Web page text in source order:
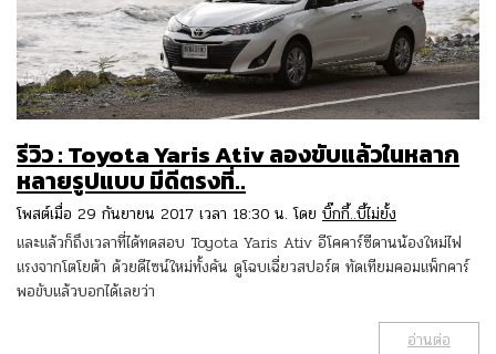
รีวิว : Toyota Yaris Ativ ลองขับแล้วในหลาก
หลายรูปแบบ มีดีตรงที่..
โพสต์เมื่อ 29 กันยายน 2017 เวลา 18:30 น. โดย บิ๊กกี้..บี้ไม่ยั้ง
และแล้วก็ถึงเวลาที่ได้ทดสอบ Toyota Yaris Ativ อีโคคาร์ซีดานน้องใหม่ไฟ
แรงจากโตโยต้า ด้วยดีไซน์ใหม่ทั้งคัน ดูโฉบเฉี่ยวสปอร์ต ทัดเทียมคอมแพ็กคาร์
พอขับแล้วบอกได้เลยว่า
อ่านต่อ